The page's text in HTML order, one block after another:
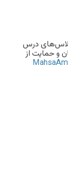
کلاس‌های درس
و حمایت از